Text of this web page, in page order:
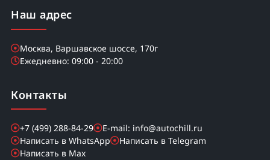
Наш адрес
Москва, Варшавское шоссе, 170г
Ежедневно: 09:00 - 20:00
Контакты
+7 (499) 288-84-29
E-mail: info@autochill.ru
Написать в WhatsApp
Написать в Telegram
Написать в Max